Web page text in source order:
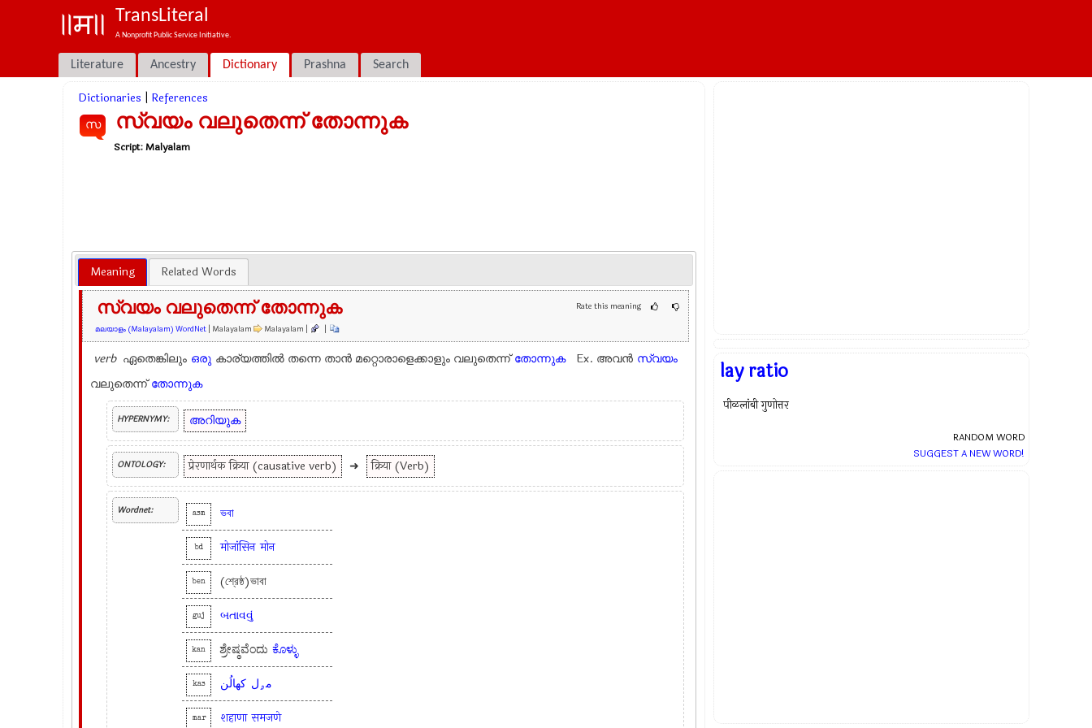
TransLiteral
A Nonprofit Public Service Initiative.
Literature Ancestry Dictionary Prashna Search
Dictionaries References
സ സ്വയം വലുതെന്ന് തോന്നുക
Script:Malyalam
Meaning Related Words
Rate this meaning
സ്വയം വലുതെന്ന് തോന്നുക
മലയാളം (Malayalam) WordNet| Malayalam Malayalam | |
verb ഏതെങ്കിലും ഒരു കാര്യത്തില്‍ തന്നെ താന്‍ മറ്റൊരാളെക്കാളും വലുതെന്ന്തോന്നുകEx. അവന്‍ സ്വയം
വലുതെന്ന്തോന്നുക
HYPERNYMY: അറിയുക
ONTOLOGY: प्रेरणार्थक क्रिया (causative verb) ➜ क्रिया (Verb)
Wordnet: asm ভবা
bd मोजांसिन मोन
ben (শ্রেষ্ঠ)ভাবা
guj બતાવવું
kan ಶ್ರೇಷ್ಠವೆಂದು ಕೊಳ್ಳು
kas مۄل کھالُن
mar शहाणा समजणे
lay ratio
पीळलांबी गुणोत्तर
RANDOM WORD
SUGGEST A NEW WORD!